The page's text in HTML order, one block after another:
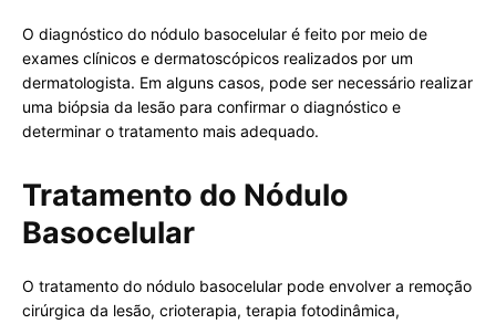
O diagnóstico do nódulo basocelular é feito por meio de
exames clínicos e dermatoscópicos realizados por um
dermatologista. Em alguns casos, pode ser necessário realizar
uma biópsia da lesão para confirmar o diagnóstico e
determinar o tratamento mais adequado.
Tratamento do Nódulo
Basocelular
O tratamento do nódulo basocelular pode envolver a remoção
cirúrgica da lesão, crioterapia, terapia fotodinâmica,